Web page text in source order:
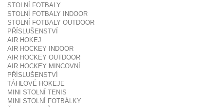
STOLNÍ FOTBALY
STOLNÍ FOTBALY INDOOR
STOLNÍ FOTBALY OUTDOOR
PŘÍSLUŠENSTVÍ
AIR HOKEJ
AIR HOCKEY INDOOR
AIR HOCKEY OUTDOOR
AIR HOCKEY MINCOVNÍ
PŘÍSLUŠENSTVÍ
TÁHLOVÉ HOKEJE
MINI STOLNÍ TENIS
MINI STOLNÍ FOTBÁLKY